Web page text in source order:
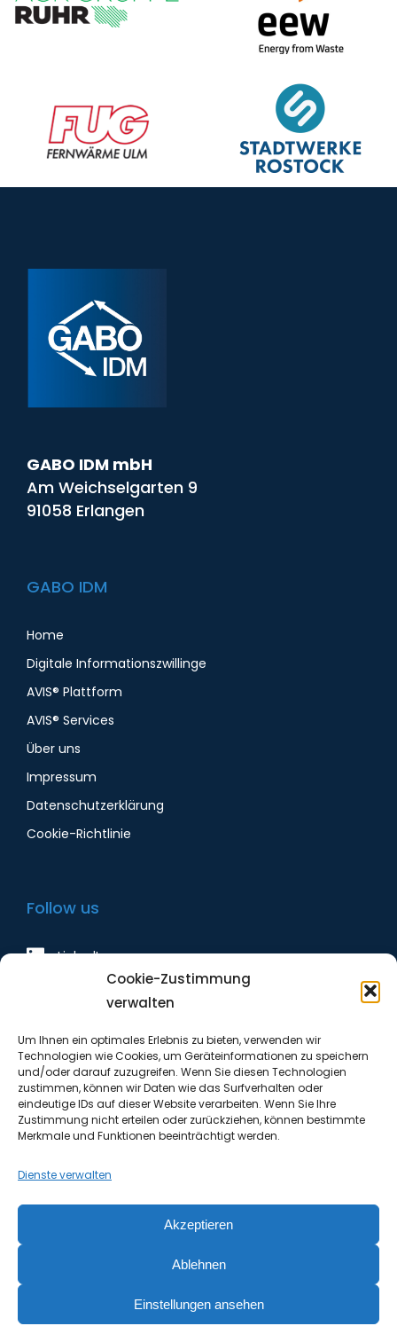
Cookie-Zustimmung
verwalten
Um Ihnen ein optimales Erlebnis zu bieten, verwenden wir
Technologien wie Cookies, um Geräteinformationen zu speichern
und/oder darauf zuzugreifen. Wenn Sie diesen Technologien
zustimmen, können wir Daten wie das Surfverhalten oder
eindeutige IDs auf dieser Website verarbeiten. Wenn Sie Ihre
Zustimmung nicht erteilen oder zurückziehen, können bestimmte
Merkmale und Funktionen beeinträchtigt werden.
Dienste verwalten
Akzeptieren
Ablehnen
Einstellungen ansehen
GABO IDM mbH
Am Weichselgarten 9
91058 Erlangen
GABO IDM
Home
Digitale Informationszwillinge
AVIS® Plattform
AVIS® Services
Über uns
Impressum
Datenschutzerklärung
Cookie-Richtlinie
Follow us
LinkedIn
Kontakt
Tel. 09131 / 873-50
Fax 09131 / 873-20​
vertrieb@gabo-idm.de